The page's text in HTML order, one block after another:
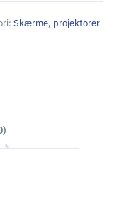
Skærme, projektorer